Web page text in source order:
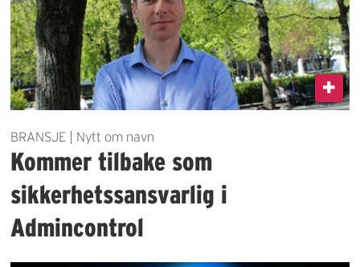
BRANSJE | Nytt om navn
Kommer tilbake som
sikkerhetssansvarlig i
Admincontrol